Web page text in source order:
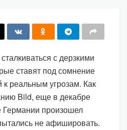
с дерзкими
ставят под сомнение
к реальным угрозам. Как
Bild, еще в декабре
Германии произошел
не афишировать.